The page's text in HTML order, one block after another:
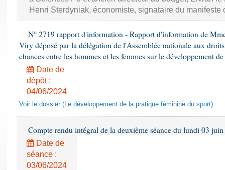
Henri Sterdyniak, économiste, signataire du manifeste
N° 2719 rapport d'information - Rapport d'information de
Viry déposé par la délégation de l'Assemblée nationale aux
chances entre les hommes et les femmes sur le développement
Date de
dépôt :
04/06/2024
Voir le dossier (Le développement de la pratique féminine du sport)
Compte rendu intégral de la deuxième séance du lundi 03
Date de
séance :
03/06/2024